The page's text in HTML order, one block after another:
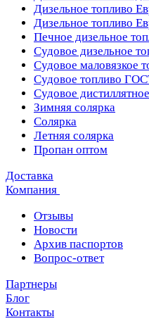
Дизельное топливо
Дизельное топливо
Печное дизельное
Судовое дизельное
Судовое маловязкое
Судовое топливо
Судовое
Зимняя солярка
Солярка
Летняя солярка
Пропан оптом
Доставка
Компания
Отзывы
Новости
Архив паспортов
Вопрос-ответ
Партнеры
Блог
Контакты